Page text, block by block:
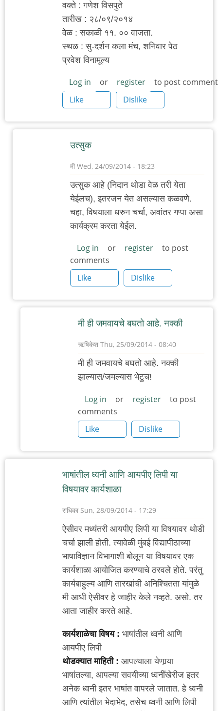
वक्ते : गणेश विसपुते
तारीख : २८/०९/२०१४
वेळ : सकाळी ११. ०० वाजता.
स्थळ : सु-दर्शन कला मंच, शनिवार पेठ
प्रवेश विनामूल्य
Log in or register
to post
Like
Dislike
उत्सुक
मी Wed, 24/09/2014 - 18:23
reply
चित्रकला
कुतूहल
by
चिंतातुर
जंतू
उत्सुक आहे (निदान थोडा वेळ तरी येता
येईलच), इतरजन येत असल्यास कळवणे.
चहा, विषयाला धरुन चर्चा, अवांतर गप्पा असा
कार्यक्रम करता येईल.
Log in or register
to post
comments
Like
Dislike
मी ही जमवायचे बघतो आहे. नक्की
ऋषिकेश Thu, 25/09/2014 - 08:40
In
to
उत्सुक
by
मी
मी ही जमवायचे बघतो आहे. नक्की
झाल्यास/जमल्यास भेटुच!
Log in or register
to post
comments
Like
Dislike
भाषांतील ध्वनी आणि आयपीए लिपी या
विषयावर कार्यशाळा
राधिका Sun, 28/09/2014 - 17:29
ऐसीवर मध्यंतरी आयपीए लिपी या विषयावर थोडी
चर्चा झाली होती. त्यावेळी मुंबई विद्यापीठाच्या
भाषाविज्ञान विभागाशी बोलून या विषयावर एक
कार्यशाळा आयोजित करण्याचे ठरवले होते. परंतु
कार्यबाहुल्य आणि तारखांची अनिश्चितता यांमुळे
मी आधी ऐसीवर हे जाहीर केले नव्हते. असो. तर
आता जाहीर करते आहे.
कार्यशाळेचा विषय : भाषांतील ध्वनी आणि
आयपीए लिपी
थोडक्यात माहिती : आपल्याला येणार्‍या
भाषांतल्या, आपल्या सवयीच्या ध्वनींखेरीज इतर
अनेक ध्वनी इतर भाषांत वापरले जातात. हे ध्वनी
आणि त्यांतील भेदाभेद, तसेच ध्वनी आणि लिपी